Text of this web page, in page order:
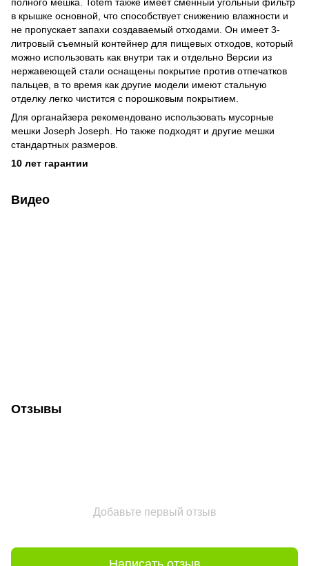
в крышке основной, что способствует снижению влажности и
не пропускает запахи создаваемый отходами. Он имеет 3-
литровый съемный контейнер для пищевых отходов, который
можно использовать как внутри так и отдельно Версии из
нержавеющей стали оснащены покрытие против отпечатков
пальцев, в то время как другие модели имеют стальную
отделку легко чистится с порошковым покрытием.
Для органайзера рекомендовано использовать мусорные
мешки Joseph Joseph. Но также подходят и другие мешки
стандартных размеров.
10 лет гарантии
Видео
Отзывы
Добавьте первый отзыв